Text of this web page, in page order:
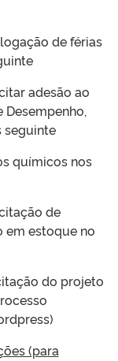
de férias
adesão ao
Desempenho,
seguinte
químicos nos
de
em estoque no
do projeto
(para